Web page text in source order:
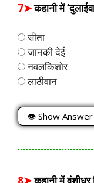
7➤कहानी में
सीता
जानकी देई
नवलकिशोर
लाठीवान
👁 Show Answer